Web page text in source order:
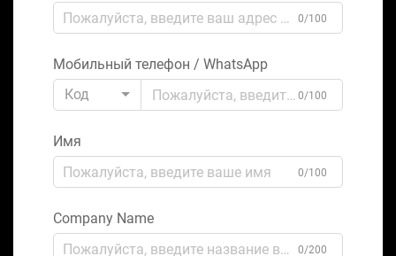
0/100
Мобильный телефон / WhatsApp
Код
0/100
Имя
0/100
Company Name
0/200